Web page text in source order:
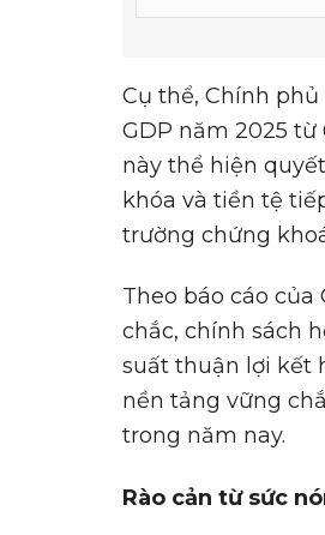
Cụ thể, Chính
GDP năm 2025 từ
này thể hiện
khóa và tiền tệ
trường chứng
Theo báo cáo của
chắc, chính sách
suất thuận lợi kết
nền tảng vững
trong năm nay.
Rào cản từsức